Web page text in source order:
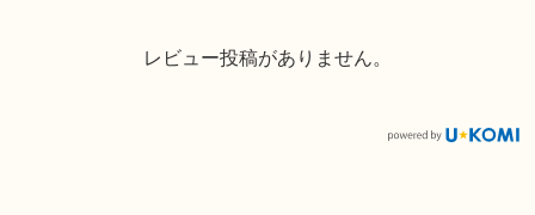
レビュー投稿がありません。